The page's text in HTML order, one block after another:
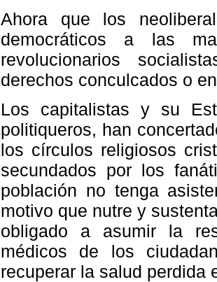
Ahora que los
democráticos a las
revolucionarios
derechos conculcados o
Los capitalistas y su
politiqueros, han
los círculos religiosos
secundados por los
población no tenga
motivo que nutre y
obligado a asumir la
médicos de los
recuperar la salud perdida